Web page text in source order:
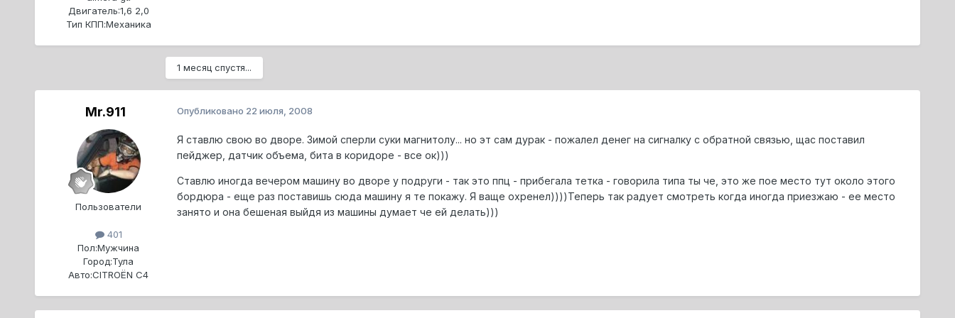
Двигатель:1,6 2,0
Тип КПП:Механика
1 месяц спустя...
Mr.911
Пользователи
401
Пол:Мужчина
Город:Тула
Авто:CITROЁN C4
Опубликовано 22 июля, 2008
Я ставлю свою во дворе. Зимой сперли суки магнитолу... но эт сам дурак - пожалел денег на сигналку с обратной связью, щас поставил
пейджер, датчик объема, бита в коридоре - все ок)))
Ставлю иногда вечером машину во дворе у подруги - так это ппц - прибегала тетка - говорила типа ты че, это же пое место тут около этого
бордюра - еще раз поставишь сюда машину я те покажу. Я ваще охренел))))Теперь так радует смотреть когда иногда приезжаю - ее место
занято и она бешеная выйдя из машины думает че ей делать)))